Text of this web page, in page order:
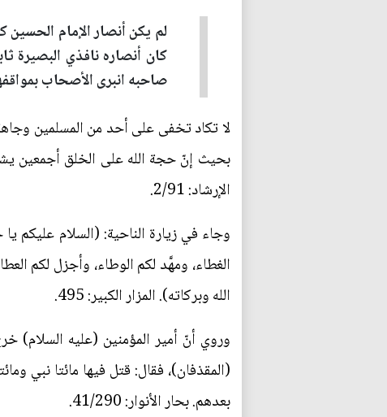
لم يكن أنصار الإمام
كان أنصاره نافذي البصيرة
صاحبه انبرى الأصحاب
لا تكاد تخفى على أحد من المسلمين
بحيث إنّ حجة الله على الخلق أجمعين
الإرشاد: 2/91.
وجاء في زيارة الناحية: (السلام عليكم يا
الغطاء، ومهَّد لكم الوطاء، وأجزل لكم
الله وبركاته). المزار الكبير: 495.
وروي أنّ أمير المؤمنين (عليه السلام)
(المقذفان)، فقال: قتل فيها مائتا نبي
بعدهم. بحار الأنوار: 41/290.